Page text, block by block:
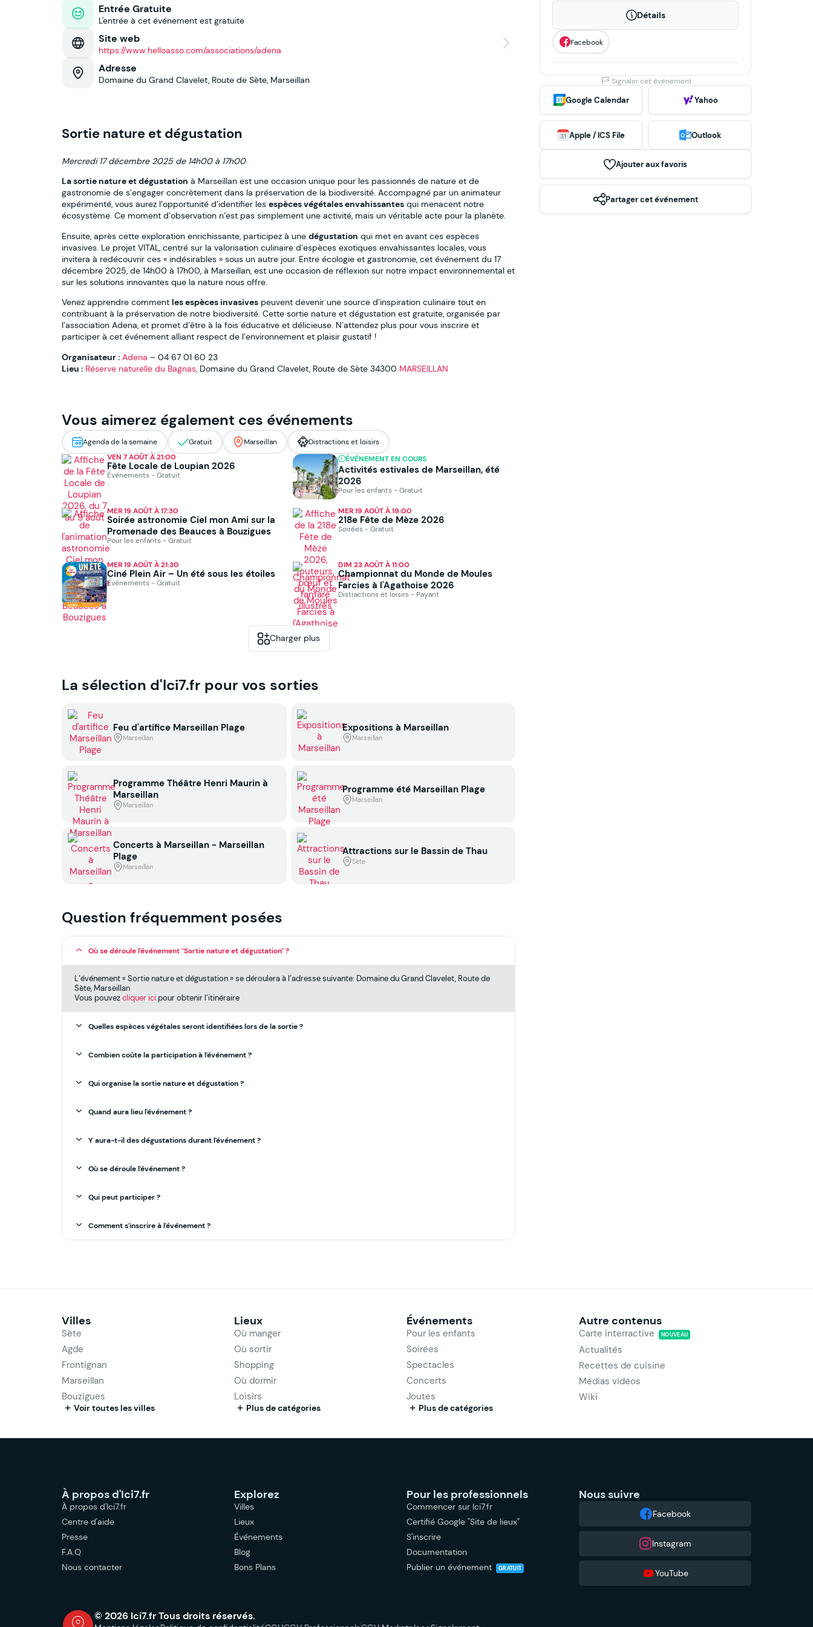
Entrée Gratuite
L'entrée à cet événement est gratuite
Site web
https://www.helloasso.com/associations/adena
Adresse
Domaine du Grand Clavelet, Route de Sète, Marseillan
Sortie nature et dégustation
Mercredi 17 décembre 2025 de 14h00 à 17h00
La sortie nature et dégustation à Marseillan est une occasion unique pour les passionnés de nature et de
gastronomie de s’engager concrètement dans la préservation de la biodiversité. Accompagné par un animateur
expérimenté, vous aurez l’opportunité d’identifier les espèces végétales envahissantes qui menacent notre
écosystème. Ce moment d’observation n’est pas simplement une activité, mais un véritable acte pour la planète.
Ensuite, après cette exploration enrichissante, participez à une dégustation qui met en avant ces espèces
invasives. Le projet VITAL, centré sur la valorisation culinaire d’espèces exotiques envahissantes locales, vous
invitera à redécouvrir ces « indésirables » sous un autre jour. Entre écologie et gastronomie, cet événement du 17
décembre 2025, de 14h00 à 17h00, à Marseillan, est une occasion de réflexion sur notre impact environnemental et
sur les solutions innovantes que la nature nous offre.
Venez apprendre comment les espèces invasives peuvent devenir une source d’inspiration culinaire tout en
contribuant à la préservation de notre biodiversité. Cette sortie nature et dégustation est gratuite, organisée par
l’association Adena, et promet d’être à la fois éducative et délicieuse. N’attendez plus pour vous inscrire et
participer à cet événement alliant respect de l’environnement et plaisir gustatif !
Organisateur : Adena – 04 67 01 60 23
Lieu : Réserve naturelle du Bagnas, Domaine du Grand Clavelet, Route de Sète 34300 MARSEILLAN
Vous aimerez également ces événements
Agenda de la semaine Gratuit Marseillan Distractions et loisirs
VEN 7 AOÛT À 21:00
Fête Locale de Loupian 2026
Événements - Gratuit
ÉVÉNEMENT EN COURS
Activités estivales de Marseillan, été
2026
Pour les enfants - Gratuit
MER 19 AOÛT À 17:30
Soirée astronomie Ciel mon Ami sur la
Promenade des Beauces à Bouzigues
Pour les enfants - Gratuit
MER 19 AOÛT À 19:00
218e Fête de Mèze 2026
Soirées - Gratuit
MER 19 AOÛT À 21:30
Ciné Plein Air – Un été sous les étoiles
Événements - Gratuit
DIM 23 AOÛT À 11:00
Championnat du Monde de Moules
Farcies à l'Agathoise 2026
Distractions et loisirs - Payant
Charger plus
La sélection d'Ici7.fr pour vos sorties
Feu d'artifice Marseillan Plage
Marseillan
Expositions à Marseillan
Marseillan
Programme Théâtre Henri Maurin à
Marseillan
Marseillan
Programme été Marseillan Plage
Marseillan
Concerts à Marseillan - Marseillan
Plage
Marseillan
Attractions sur le Bassin de Thau
Sète
Question fréquemment posées
Où se déroule l'événement "Sortie nature et dégustation" ?
L’événement « Sortie nature et dégustation » se déroulera à l’adresse suivante: Domaine du Grand Clavelet, Route de
Sète, Marseillan
Vous pouvezcliquer icipour obtenir l’itinéraire
Quelles espèces végétales seront identifiées lors de la sortie ?
Combien coûte la participation à l'événement ?
Qui organise la sortie nature et dégustation ?
Quand aura lieu l'événement ?
Y aura-t-il des dégustations durant l'événement ?
Où se déroule l'événement ?
Qui peut participer ?
Comment s'inscrire à l'événement ?
Détails
Facebook
Signaler cet événement
Google Calendar Yahoo
Apple / ICS File Outlook
Ajouter aux favoris
Partager cet événement
Villes
Sète
Agde
Frontignan
Marseillan
Bouzigues
Voir toutes les villes
Lieux
Où manger
Où sortir
Shopping
Où dormir
Loisirs
Plus de catégories
Événements
Pour les enfants
Soirées
Spectacles
Concerts
Joutes
Plus de catégories
Autre contenus
Carte interractive NOUVEAU
Actualités
Recettes de cuisine
Médias vidéos
Wiki
À propos d'Ici7.fr
À propos d'Ici7.fr
Centre d'aide
Presse
F.A.Q
Nous contacter
Explorez
Villes
Lieux
Événements
Blog
Bons Plans
Pour les professionnels
Commencer sur Ici7.fr
Certifié Google "Site de lieux"
S'inscrire
Documentation
Publier un événement
GRATUIT
Nous suivre
Facebook
Instagram
YouTube
© 2026 Ici7.fr Tous droits réservés.